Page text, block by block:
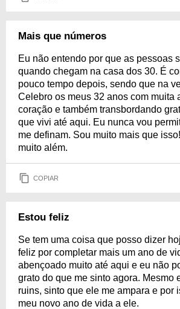
Mais que números
Eu não entendo por que as pessoas
quando chegam na casa dos 30. É
pouco tempo depois, sendo que na
Celebro os meus 32 anos com muita
coração e também transbordando
que vivi até aqui. Eu nunca vou
me definam. Sou muito mais que
muito além.
COPIAR
Estou feliz
Se tem uma coisa que posso dizer
feliz por completar mais um ano de
abençoado muito até aqui e eu não
grato do que me sinto agora. Mesmo
ruins, sinto que ele me ampara e por
meu novo ano de vida a ele.